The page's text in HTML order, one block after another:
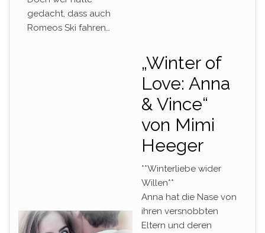
gedacht, dass auch
Romeos Ski fahren…
„Winter of
Love: Anna
& Vince“
von Mimi
Heeger
**Winterliebe wider
Willen**
Anna hat die Nase von
ihren versnobbten
Eltern und deren